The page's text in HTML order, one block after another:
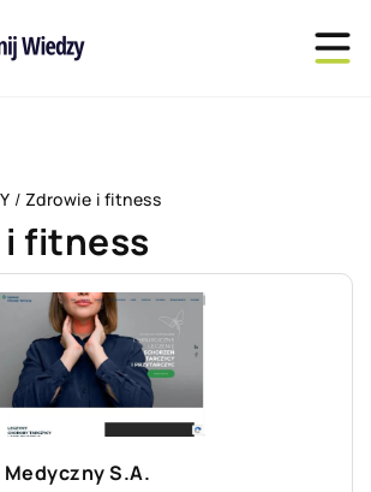
/ Zdrowie i fitness
fitness
S.A.